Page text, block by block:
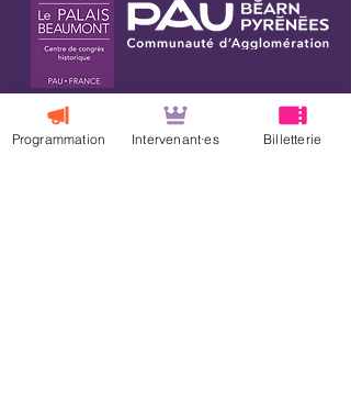
Programmation Intervenant·es Billetterie